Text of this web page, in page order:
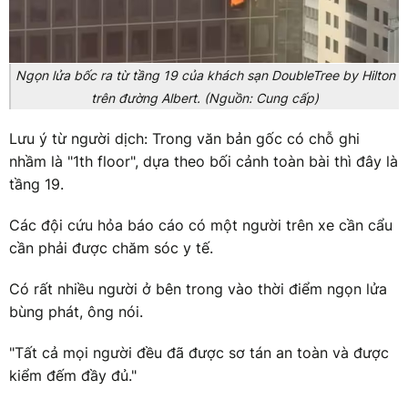
Ngọn lửa bốc ra từ tầng 19 của khách sạn DoubleTree by Hilton
trên đường Albert. (Nguồn: Cung cấp)
Lưu ý từ người dịch: Trong văn bản gốc có chỗ ghi
nhầm là "1th floor", dựa theo bối cảnh toàn bài thì đây là
tầng 19.
Các đội cứu hỏa báo cáo có một người trên xe cần cẩu
cần phải được chăm sóc y tế.
Có rất nhiều người ở bên trong vào thời điểm ngọn lửa
bùng phát, ông nói.
"Tất cả mọi người đều đã được sơ tán an toàn và được
kiểm đếm đầy đủ."